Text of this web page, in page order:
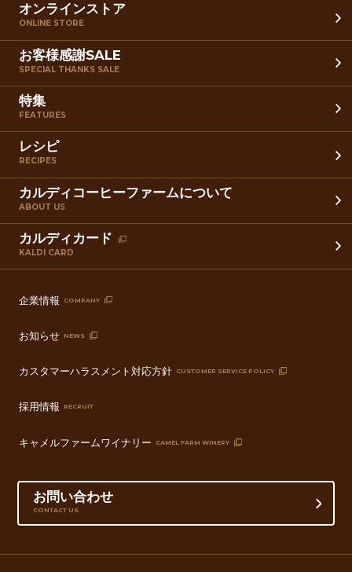
オンラインストア
ONLINE STORE
お客様感謝SALE
SPECIAL THANKS SALE
特集
FEATURES
レシピ
RECIPES
カルディコーヒーファームについて
ABOUT US
カルディカード
KALDI CARD
企業情報 COMPANY
お知らせ NEWS
カスタマーハラスメント対応方針 CUSTOMER SERVICE POLICY
採用情報 RECRUIT
キャメルファームワイナリー CAMEL FARM WINERY
お問い合わせ
CONTACT US